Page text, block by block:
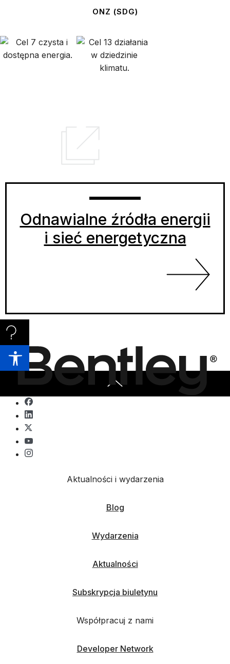
ONZ (SDG)
Odnawialne źródła energii
i sieć energetyczna
Aktualności i wydarzenia
Blog
Wydarzenia
Aktualności
Subskrypcja biuletynu
Współpracuj z nami
Developer Network